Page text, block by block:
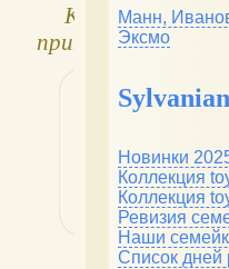
Куклы Trudi -
принцессы мечты!
Манн,
Эксмо
Новинки
Коллекция
Коллекция
Ревизия
Наши
Список дней